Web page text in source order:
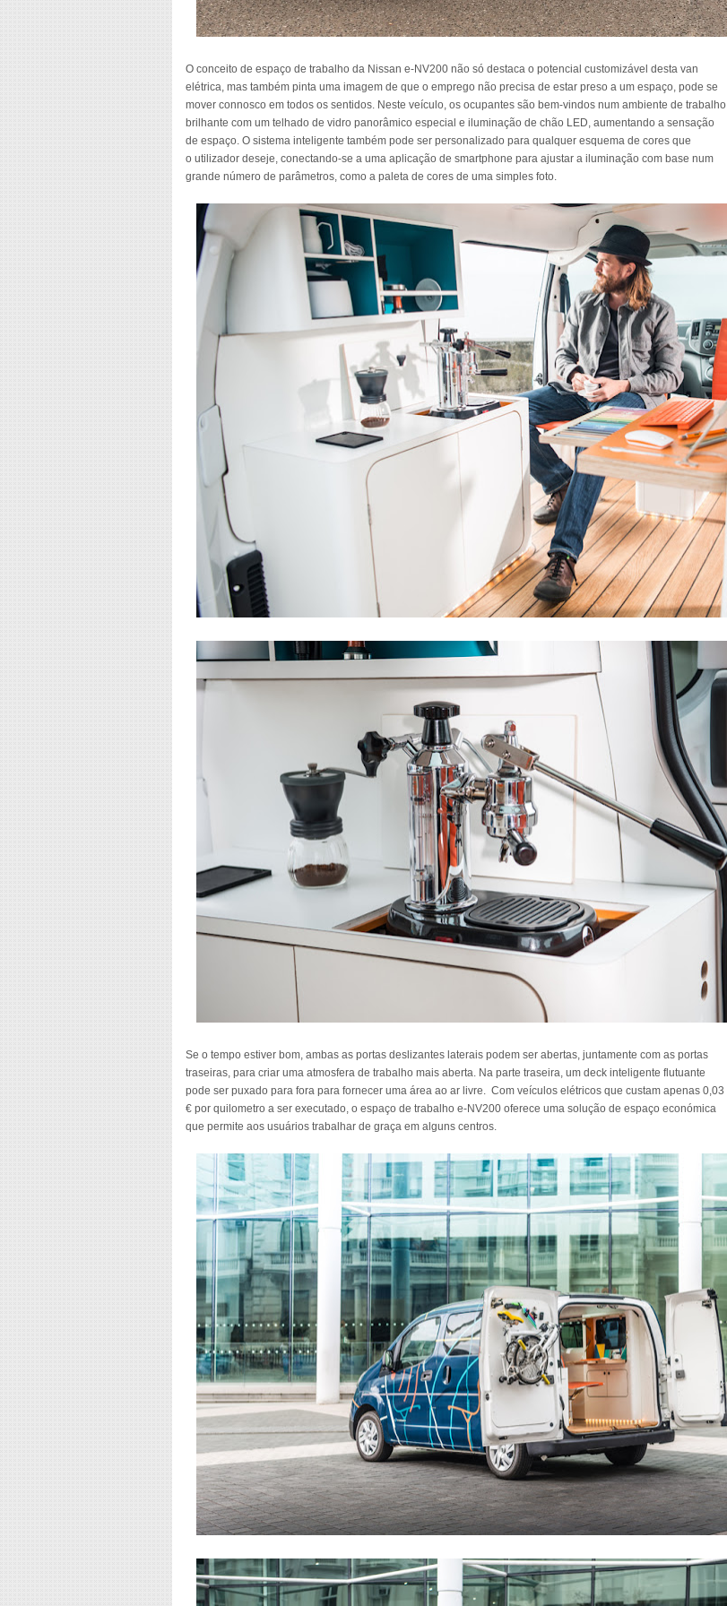
O conceito de espaço de trabalho da Nissan e-NV200 não só destaca o potencial customizável desta van
elétrica, mas também pinta uma imagem de que o emprego não precisa de estar preso a um espaço, pode se
mover connosco em todos os sentidos. Neste veículo, os ocupantes são bem-vindos num ambiente de trabalho
brilhante com um telhado de vidro panorâmico especial e iluminação de chão LED, aumentando a sensação
de espaço. O sistema inteligente também pode ser personalizado para qualquer esquema de cores que
o utilizador deseje, conectando-se a uma aplicação de smartphone para ajustar a iluminação com base num
grande número de parâmetros, como a paleta de cores de uma simples foto.
Se o tempo estiver bom, ambas as portas deslizantes laterais podem ser abertas, juntamente com as portas
traseiras, para criar uma atmosfera de trabalho mais aberta. Na parte traseira, um deck inteligente flutuante
pode ser puxado para fora para fornecer uma área ao ar livre. Com veículos elétricos que custam apenas 0,03
€ por quilometro a ser executado, o espaço de trabalho e-NV200 oferece uma solução de espaço económica
que permite aos usuários trabalhar de graça em alguns centros.